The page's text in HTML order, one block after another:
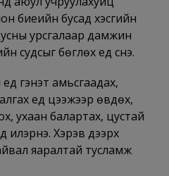
биеийн бусад хэсгийн
цусны урсгалаар дамжин
бөглөх үед үүснэ.
гэнэт амьсгаадах,
үед цээжээр өвдөх,
ухаан балартах, цустай
илэрнэ. Хэрэв дээрх
яаралтай тусламж